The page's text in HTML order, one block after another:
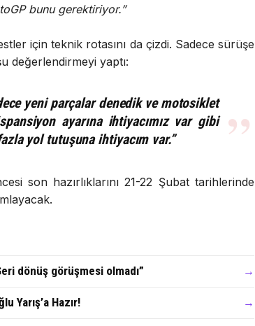
bunu gerektiriyor.”
için teknik rotasını da çizdi. Sadece sürüşe
değerlendirmeyi yaptı:
yeni parçalar denedik ve motosiklet
ayarına ihtiyacımız var gibi
yol tutuşuna ihtiyacım var.”
son hazırlıklarını 21-22 Şubat tarihlerinde
dönüş görüşmesi olmadı” →
Yarış’a Hazır! →